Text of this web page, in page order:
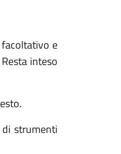
e
inteso
strumenti